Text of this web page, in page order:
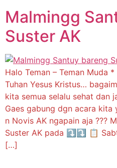
Malmingg
Suster AK
Halo Teman – Teman Muda
Tuhan Yesus Kristus…
kita semua selalu sehat dan
Gaes gabung dgn acara kita
n Novis AK ngapain aja ???
Suster AK pada ⤵️⤵️ 📋
[…]